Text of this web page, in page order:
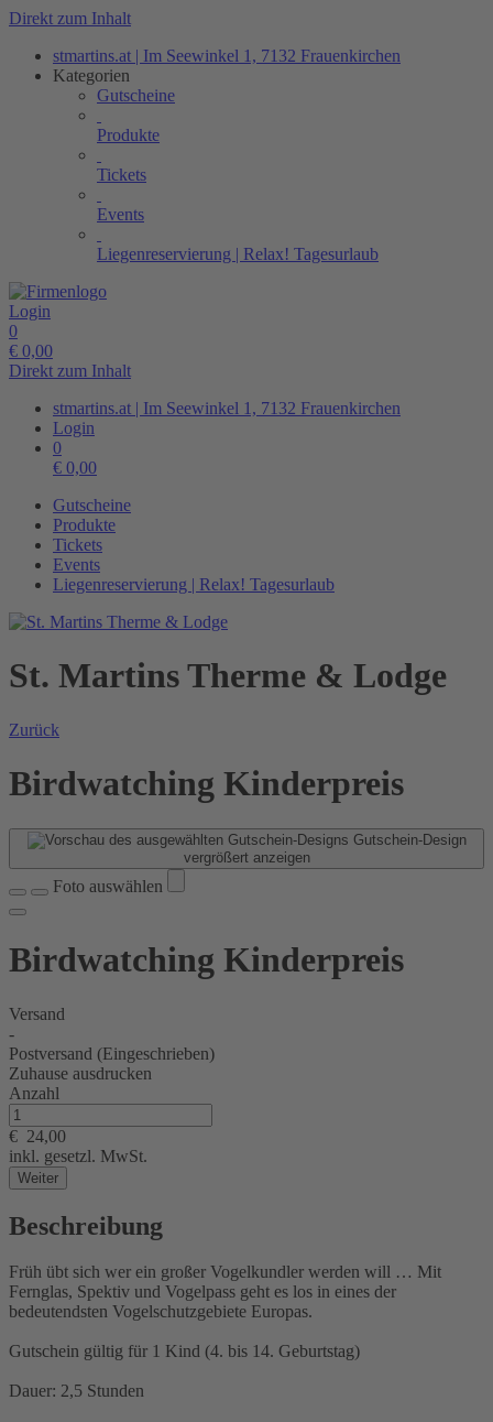
Direkt zum Inhalt
stmartins.at | Im Seewinkel 1, 7132 Frauenkirchen
Kategorien
Gutscheine
Produkte
Tickets
Events
Liegenreservierung | Relax! Tagesurlaub
Login
0
€ 0,00
Direkt zum Inhalt
stmartins.at | Im Seewinkel 1, 7132 Frauenkirchen
Login
0
€ 0,00
Gutscheine
Produkte
Tickets
Events
Liegenreservierung | Relax! Tagesurlaub
St. Martins Therme & Lodge
Zurück
Birdwatching Kinderpreis
Gutschein-Design
vergrößert anzeigen
Foto auswählen
Birdwatching Kinderpreis
Versand
-
Postversand (Eingeschrieben)
Zuhause ausdrucken
Anzahl
€ 24,00
inkl. gesetzl. MwSt.
Weiter
Beschreibung
Früh übt sich wer ein großer Vogelkundler werden will … Mit
Fernglas, Spektiv und Vogelpass geht es los in eines der
bedeutendsten Vogelschutzgebiete Europas.
Gutschein gültig für 1 Kind (4. bis 14. Geburtstag)
Dauer: 2,5 Stunden